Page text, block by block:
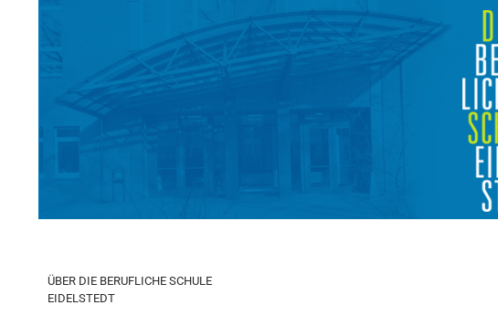
ÜBER DIE BERUFLICHE SCHULE
EIDELSTEDT